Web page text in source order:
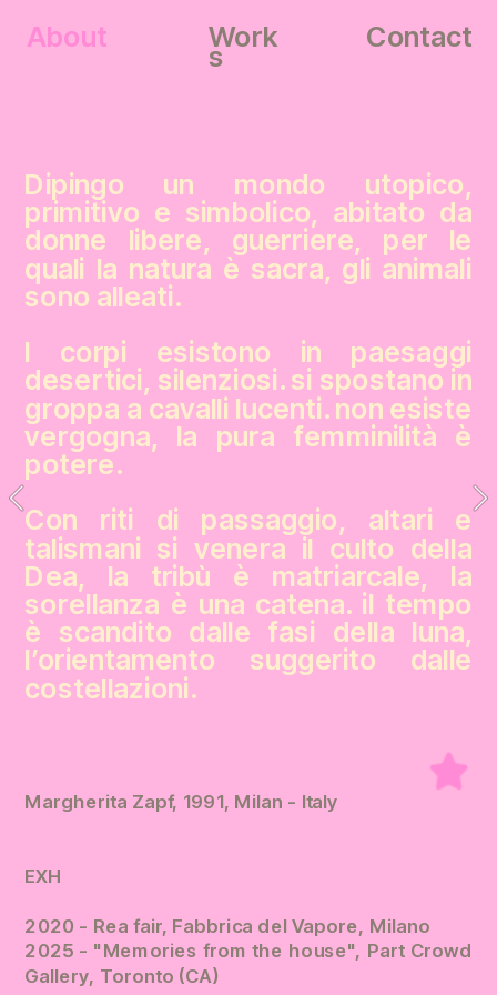
About Work
s
Contact
Dipingo un mondo utopico,
primitivo e simbolico, abitato da
donne libere, guerriere, per le
quali la natura è sacra, gli animali
sono alleati.
I corpi esistono in paesaggi
desertici, silenziosi. si spostano in
groppa a cavalli lucenti. non esiste
vergogna, la pura femminilità è
potere.
Con riti di passaggio, altari e
talismani si venera il culto della
Dea, la tribù è matriarcale, la
sorellanza è una catena. il tempo
è scandito dalle fasi della luna,
l’orientamento suggerito dalle
costellazioni.
Margherita Zapf, 1991, Milan - Italy
EXH
2020 - Rea fair, Fabbrica del Vapore, Milano
2025 - "Memories from the house", Part Crowd
Gallery, Toronto (CA)